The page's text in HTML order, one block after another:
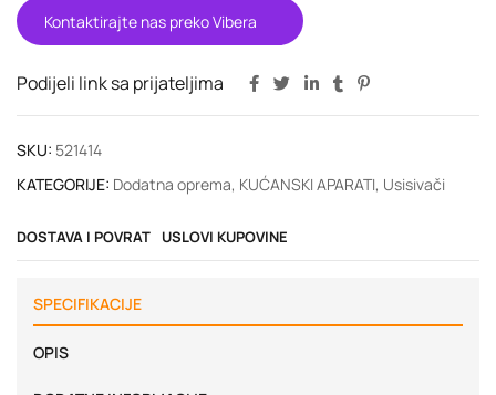
Kontaktirajte nas preko Vibera
Podijeli link sa prijateljima
SKU: 521414
KATEGORIJE: Dodatna oprema, KUĆANSKI APARATI, Usisivači
DOSTAVA I POVRAT USLOVI KUPOVINE
SPECIFIKACIJE
OPIS